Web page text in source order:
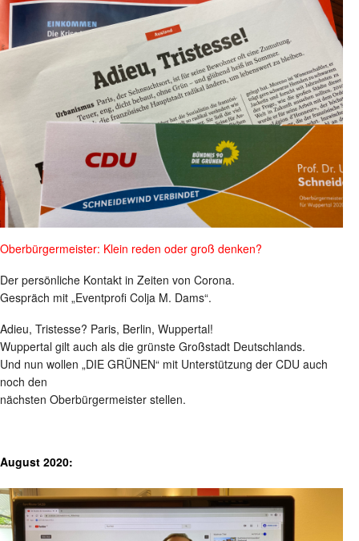
Oberbürgermeister: Klein reden oder groß denken?
Der persönliche Kontakt in Zeiten von Corona.
Gespräch mit „Eventprofi Colja M. Dams“.
Adieu, Tristesse? Paris, Berlin, Wuppertal!
Wuppertal gilt auch als die grünste Großstadt Deutschlands.
Und nun wollen „DIE GRÜNEN“ mit Unterstützung der CDU auch
noch den
nächsten Oberbürgermeister stellen.
August 2020: